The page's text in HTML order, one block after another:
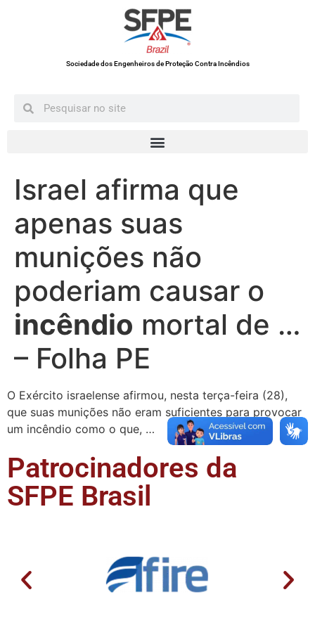
Sociedade dos Engenheiros de Proteção Contra Incêndios
Israel afirma que
apenas suas
munições não
poderiam causar o
incêndio mortal de …
– Folha PE
O Exército israelense afirmou, nesta terça-feira (28),
que suas munições não eram suficientes para provocar
um incêndio como o que, …
Patrocinadores da
SFPE Brasil